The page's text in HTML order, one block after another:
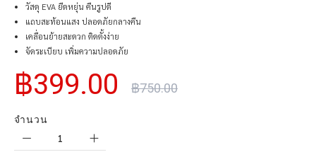
วัสดุ EVA ยืดหยุ่น คืนรูปดี
แถบสะท้อนแสง ปลอดภัยกลางคืน
เคลื่อนย้ายสะดวก ติดตั้งง่าย
จัดระเบียบ เพิ่มความปลอดภัย
฿399.00 ฿750.00
จำนวน